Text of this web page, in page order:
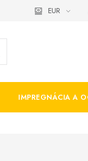
EUR
IMPREGNÁCIA A